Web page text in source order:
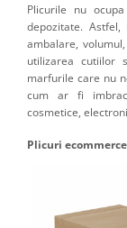
Plicurile nu
depozitate.
ambalare,
utilizarea cutiilor
marfurile care nu
cum ar fi
cosmetice,
Plicuri ecommerce